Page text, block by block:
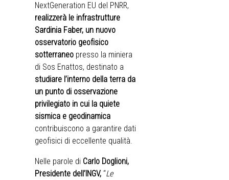
NextGeneration EU del PNRR,
realizzerà le infrastrutture
Sardinia Faber, un nuovo
osservatorio geofisico
sotterraneo presso la miniera
di Sos Enattos, destinato a
studiare l’interno della terra da
un punto di osservazione
privilegiato in cui la quiete
sismica e geodinamica
contribuiscono a garantire dati
geofisici di eccellente qualità.
Nelle parole di Carlo Doglioni,
Presidente dell’INGV, “Le